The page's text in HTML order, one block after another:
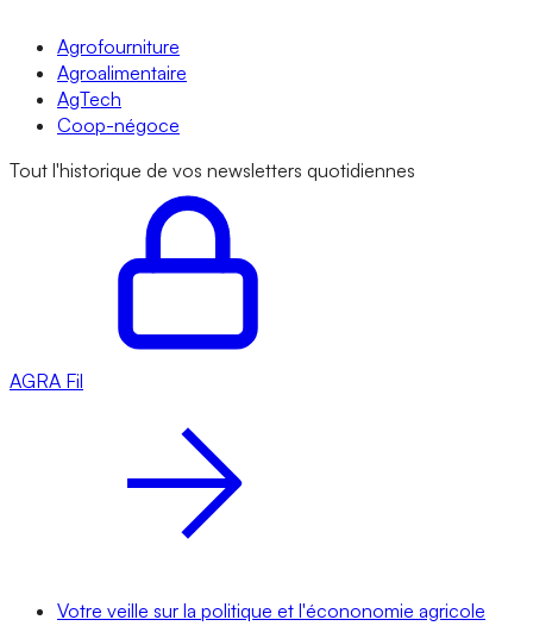
Agrofourniture
Agroalimentaire
AgTech
Coop-négoce
Tout l'historique de vos newsletters quotidiennes
AGRA Fil
Votre veille sur la politique et l'écononomie agricole